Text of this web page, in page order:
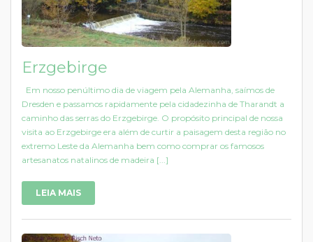
Erzgebirge
Em nosso penúltimo dia de viagem pela Alemanha, saímos de
Dresden e passamos rapidamente pela cidadezinha de Tharandt a
caminho das serras do Erzgebirge. O propósito principal de nossa
visita ao Erzgebirge era além de curtir a paisagem desta região no
extremo Leste da Alemanha bem como comprar os famosos
artesanatos natalinos de madeira [...]
LEIA MAIS